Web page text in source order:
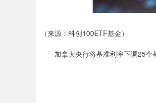
（来源：科创100ETF基金）
加拿大央行将基准利率下调25个